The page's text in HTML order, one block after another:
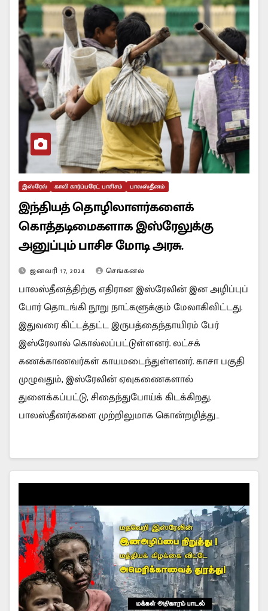
இஸ்ரேல் காவி கார்ப்பரேட் பாசிசம் பாலஸ்தீனம்
இந்தியத் தொழிலாளர்களைக்
கொத்தடிமைகளாக இஸ்ரேலுக்கு
அனுப்பும் பாசிச மோடி அரசு.
ஜனவரி 17, 2024 செங்கனல்
பாலஸ்தீனத்திற்கு எதிரான இஸ்ரேலின் இன அழிப்புப்
போர் தொடங்கி நூறு நாட்களுக்கும் மேலாகிவிட்டது.
இதுவரை கிட்டத்தட்ட இருபத்தைந்தாயிரம் பேர்
இஸ்ரேலால் கொல்லப்பட்டுள்ளனர். லட்சக்
கணக்காணவர்கள் காயமடைந்துள்ளனர். காசா பகுதி
முழுவதும், இஸ்ரேலின் ஏவுகணைகளால்
துளைக்கப்பட்டு, சிதைந்துபோய்க் கிடக்கிறது.
பாலஸ்தீனர்களை முற்றிலுமாக கொன்றழித்து…